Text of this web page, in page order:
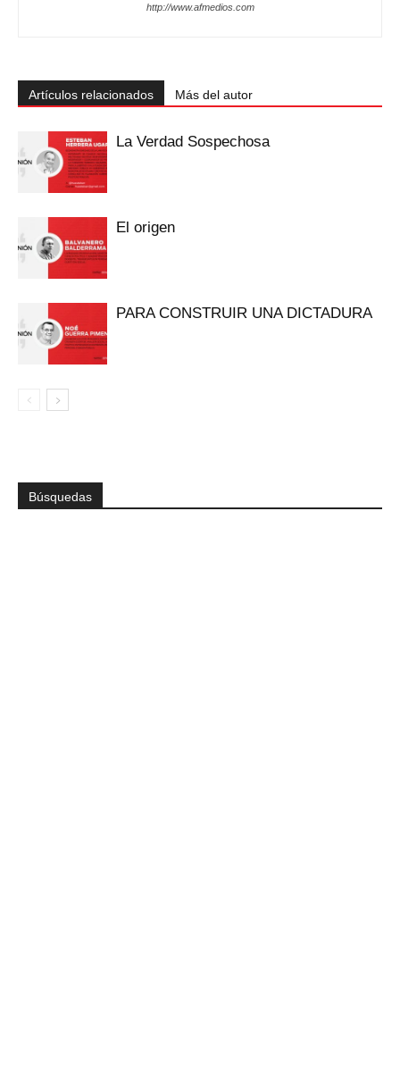
http://www.afmedios.com
Artículos relacionados Más del autor
La Verdad Sospechosa
El origen
PARA CONSTRUIR UNA DICTADURA
Búsquedas